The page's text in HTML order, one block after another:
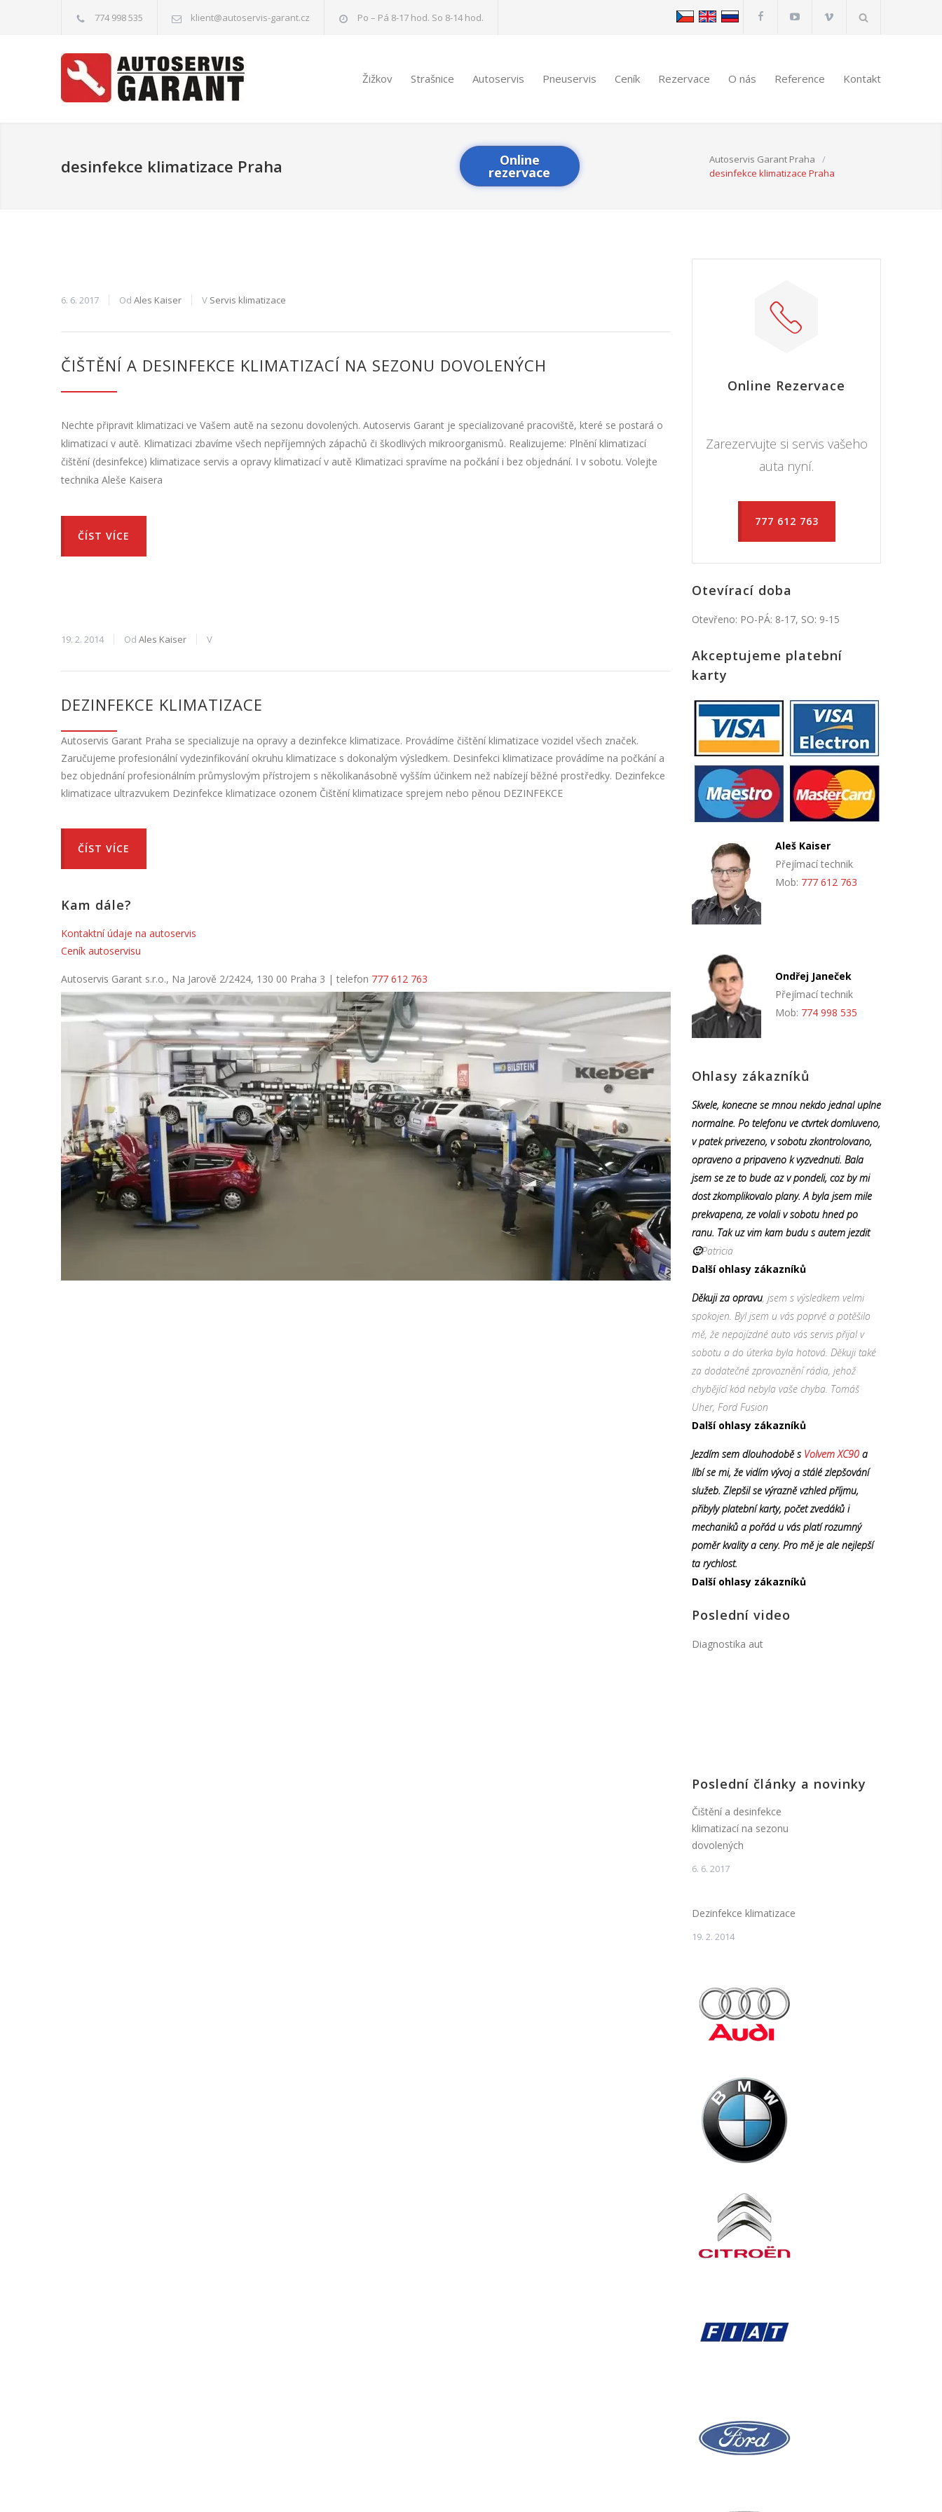
774 998 535 klient@autoservis-garant.cz Po – Pá 8-17 hod. So 8-14 hod.
Žižkov Strašnice Autoservis Pneuservis Ceník Rezervace O nás Reference Kontakt
desinfekce klimatizace Praha Online
rezervace
Autoservis Garant Praha
/
desinfekce klimatizace Praha
6. 6. 2017 Od Ales Kaiser V Servis klimatizace
ČIŠTĚNÍ A DESINFEKCE KLIMATIZACÍ NA SEZONU DOVOLENÝCH
Nechte připravit klimatizaci ve Vašem autě na sezonu dovolených. Autoservis Garant je specializované pracoviště, které se postará o
klimatizaci v autě. Klimatizaci zbavíme všech nepříjemných zápachů či škodlivých mikroorganismů. Realizujeme: Plnění klimatizací
čištění (desinfekce) klimatizace servis a opravy klimatizací v autě Klimatizaci spravíme na počkání i bez objednání. I v sobotu. Volejte
technika Aleše Kaisera
ČÍST VÍCE
19. 2. 2014 Od Ales Kaiser V
DEZINFEKCE KLIMATIZACE
Autoservis Garant Praha se specializuje na opravy a dezinfekce klimatizace. Provádíme čištění klimatizace vozidel všech značek.
Zaručujeme profesionální vydezinfikování okruhu klimatizace s dokonalým výsledkem. Desinfekci klimatizace provádíme na počkání a
bez objednání profesionálním průmyslovým přístrojem s několikanásobně vyšším účinkem než nabízejí běžné prostředky. Dezinfekce
klimatizace ultrazvukem Dezinfekce klimatizace ozonem Čištění klimatizace sprejem nebo pěnou DEZINFEKCE
ČÍST VÍCE
Kam dále?
Kontaktní údaje na autoservis
Ceník autoservisu
Autoservis Garant s.r.o., Na Jarově 2/2424, 130 00 Praha 3 | telefon 777 612 763
Online Rezervace
Zarezervujte si servis vašeho
auta nyní.
777 612 763
Otevírací doba
Otevřeno: PO-PÁ: 8-17, SO: 9-15
Akceptujeme platební
karty
Aleš Kaiser
Přejímací technik
Mob: 777 612 763
Ondřej Janeček
Přejímací technik
Mob: 774 998 535
Ohlasy zákazníků
Skvele, konecne se mnou nekdo jednal uplne
normalne. Po telefonu ve ctvrtek domluveno,
v patek privezeno, v sobotu zkontrolovano,
opraveno a pripaveno k vyzvednuti. Bala
jsem se ze to bude az v pondeli, coz by mi
dost zkomplikovalo plany. A byla jsem mile
prekvapena, ze volali v sobotu hned po
ranu. Tak uz vim kam budu s autem jezdit
🙂Patricia
Další ohlasy zákazníků
Děkuji za opravu, jsem s výsledkem velmi
spokojen. Byl jsem u vás poprvé a potěšilo
mě, že nepojízdné auto vás servis přijal v
sobotu a do úterka byla hotová. Děkuji také
za dodatečné zprovoznění rádia, jehož
chybějící kód nebyla vaše chyba. Tomáš
Uher, Ford Fusion
Další ohlasy zákazníků
Jezdím sem dlouhodobě s Volvem XC90 a
líbí se mi, že vidím vývoj a stálé zlepšování
služeb. Zlepšil se výrazně vzhled příjmu,
přibyly platební karty, počet zvedáků i
mechaniků a pořád u vás platí rozumný
poměr kvality a ceny. Pro mě je ale nejlepší
ta rychlost.
Další ohlasy zákazníků
Poslední video
Diagnostika aut
Poslední články a novinky
Čištění a desinfekce
klimatizací na sezonu
dovolených
6. 6. 2017
Dezinfekce klimatizace
19. 2. 2014